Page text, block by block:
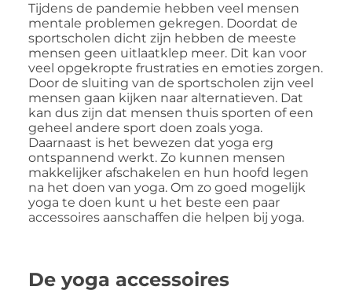
Tijdens de pandemie hebben veel mensen
mentale problemen gekregen. Doordat de
sportscholen dicht zijn hebben de meeste
mensen geen uitlaatklep meer. Dit kan voor
veel opgekropte frustraties en emoties zorgen.
Door de sluiting van de sportscholen zijn veel
mensen gaan kijken naar alternatieven. Dat
kan dus zijn dat mensen thuis sporten of een
geheel andere sport doen zoals yoga.
Daarnaast is het bewezen dat yoga erg
ontspannend werkt. Zo kunnen mensen
makkelijker afschakelen en hun hoofd legen
na het doen van yoga. Om zo goed mogelijk
yoga te doen kunt u het beste een paar
accessoires aanschaffen die helpen bij yoga.
De yoga accessoires